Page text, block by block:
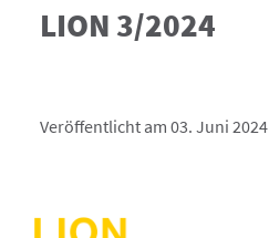
LION 3/2024
Veröffentlicht am 03. Juni 2024